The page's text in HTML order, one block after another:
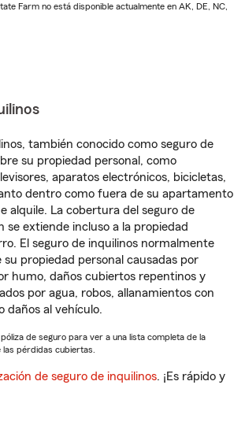
Farm no está disponible actualmente en AK, DE, NC,
también conocido como seguro de
su propiedad personal, como
aparatos electrónicos, bicicletas,
dentro como fuera de su apartamento
alquile. La cobertura del seguro de
se extiende incluso a la propiedad
El seguro de inquilinos normalmente
propiedad personal causadas por
humo, daños cubiertos repentinos y
por agua, robos, allanamientos con
daños al vehículo.
de seguro para ver a una lista completa de la
pérdidas cubiertas.
de seguro de inquilinos. ¡Es rápido y